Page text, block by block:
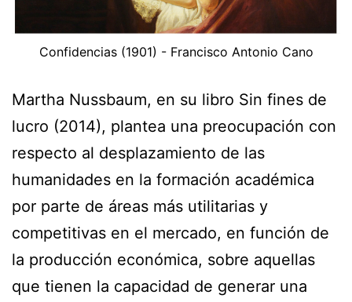
Confidencias (1901) - Francisco Antonio Cano
Martha Nussbaum, en su libro Sin fines de
lucro (2014), plantea una preocupación con
respecto al desplazamiento de las
humanidades en la formación académica
por parte de áreas más utilitarias y
competitivas en el mercado, en función de
la producción económica, sobre aquellas
que tienen la capacidad de generar una